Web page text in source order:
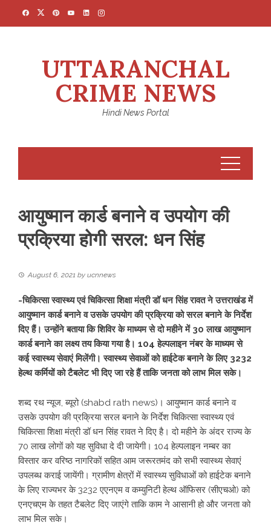
UTTARANCHAL
CRIME NEWS
Hindi News Portal
आयुष्मान कार्ड बनाने व उपयोग की
प्रक्रिया होगी सरल: धन सिंह
August 6, 2021 by ucnnews
-चिकित्सा स्वास्थ्य एवं चिकित्सा शिक्षा मंत्री डॉ धन सिंह रावत ने उत्तराखंड में
आयुष्मान कार्ड बनाने व उसके उपयोग की प्रक्रिया को सरल बनाने के निर्देश
दिए हैं। उन्होंने बताया कि शिविर के माध्यम से दो महीने में 30 लाख आयुष्मान
कार्ड बनाने का लक्ष्य तय किया गया है। 104 हेल्पलाइन नंबर के माध्यम से
कई स्वास्थ्य सेवाएं मिलेंगी। स्वास्थ्य सेवाओं को हाईटेक बनाने के लिए 3232
हेल्थ कर्मियों को टैबलेट भी दिए जा रहे हैं ताकि जनता को लाभ मिल सके।
शब्द रथ न्यूज, ब्यूरो (shabd rath news)। आयुष्मान कार्ड बनाने व
उसके उपयोग की प्रक्रिया सरल बनाने के निर्देश चिकित्सा स्वास्थ्य एवं
चिकित्सा शिक्षा मंत्री डॉ धन सिंह रावत ने दिए है। दो महीने के अंदर राज्य के
70 लाख लोगों को यह सुविधा दे दी जायेगी। 104 हेल्पलाइन नम्बर का
विस्तार कर वरिष्ठ नागरिकों सहित आम जरूरतमंद को सभी स्वास्थ्य सेवाएं
उपलब्ध कराई जायेंगी। ग्रामीण क्षेत्रों में स्वास्थ्य सुविधाओं को हाईटेक बनाने
के लिए राज्यभर के 3232 एएनएम व कम्युनिटी हेल्थ ऑफिसर (सीएचओ) को
एनएचएम के तहत टैबलेट दिए जाएंगे ताकि काम ने आसानी हो और जनता को
लाभ मिल सके।